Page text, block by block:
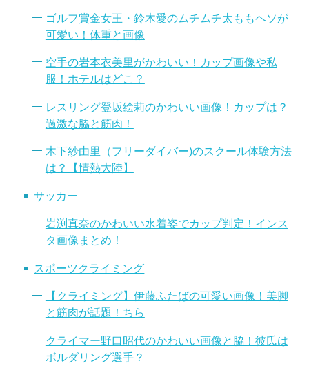
ゴルフ賞金女王・鈴木愛のムチムチ太ももヘソが
可愛い！体重と画像
空手の岩本衣美里がかわいい！カップ画像や私
服！ホテルはどこ？
レスリング登坂絵莉のかわいい画像！カップは？
過激な脇と筋肉！
木下紗由里（フリーダイバー)のスクール体験方法
は？【情熱大陸】
サッカー
岩渕真奈のかわいい水着姿でカップ判定！インス
タ画像まとめ！
スポーツクライミング
【クライミング】伊藤ふたばの可愛い画像！美脚
と筋肉が話題！ちら
クライマー野口昭代のかわいい画像と脇！彼氏は
ボルダリング選手？